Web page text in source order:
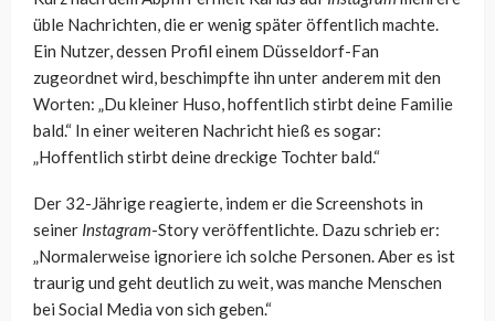
üble Nachrichten, die er wenig später öffentlich machte.
Ein Nutzer, dessen Profil einem Düsseldorf-Fan
zugeordnet wird, beschimpfte ihn unter anderem mit den
Worten: „Du kleiner Huso, hoffentlich stirbt deine Familie
bald.“ In einer weiteren Nachricht hieß es sogar:
„Hoffentlich stirbt deine dreckige Tochter bald.“
Der 32-Jährige reagierte, indem er die Screenshots in
seiner Instagram-Story veröffentlichte. Dazu schrieb er:
„Normalerweise ignoriere ich solche Personen. Aber es ist
traurig und geht deutlich zu weit, was manche Menschen
bei Social Media von sich geben.“